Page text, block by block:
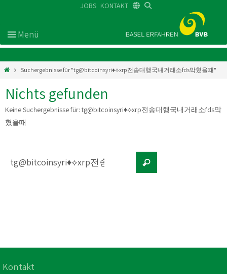
JOBS KONTAKT
Suchergebnisse für "tg@bitcoinsyri♦⟡xrp전송대행국내거래소fds막혔을때"
Nichts gefunden
Keine Suchergebnisse für: tg@bitcoinsyri♦⟡xrp전송대행국내거래소fds막
혔을때
Kontakt